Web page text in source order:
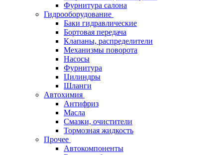
Фурнитура салона
Гидрооборудование
Баки гидравлические
Бортовая передача
Клапаны, распределители
Механизмы поворота
Насосы
Фурнитура
Цилиндры
Шланги
Автохимия
Антифриз
Масла
Смазки, очистители
Тормозная жидкость
Прочее
Автокомпоненты